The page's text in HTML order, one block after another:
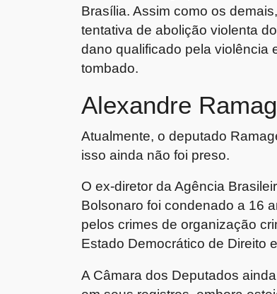
Brasília. Assim como os
tentativa de abolição violenta
dano qualificado pela violência
tombado.
Alexandre
Atualmente, o deputado
isso ainda não foi preso.
O ex-diretor da Agência
Bolsonaro foi condenado a 16
pelos crimes de organização
Estado Democrático de Direito
A Câmara dos Deputados